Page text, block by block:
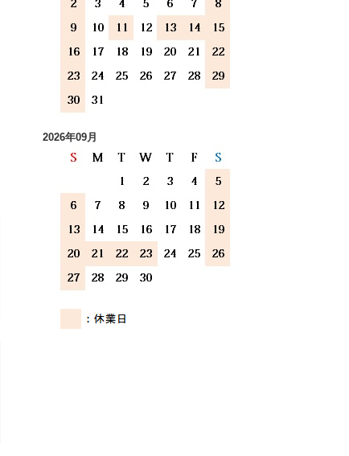
2026年09月